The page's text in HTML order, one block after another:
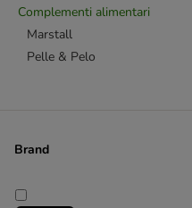
Complementi alimentari
Marstall
Pelle & Pelo
Brand